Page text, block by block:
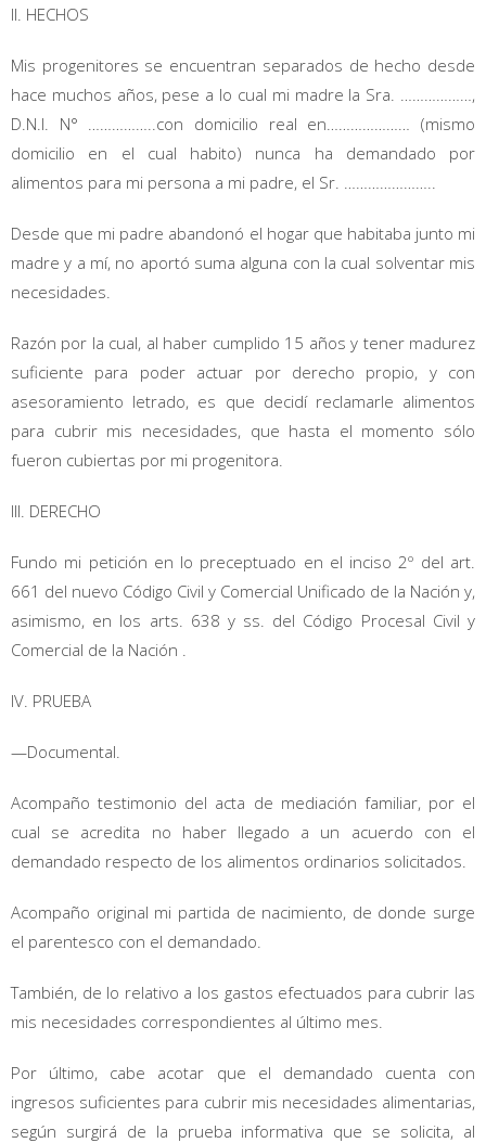
II. HECHOS
Mis progenitores se encuentran separados de hecho desde
hace muchos años, pese a lo cual mi madre la Sra. ………………,
D.N.I. N° ……………..con domicilio real en………………… (mismo
domicilio en el cual habito) nunca ha demandado por
alimentos para mi persona a mi padre, el Sr. …………………..
Desde que mi padre abandonó el hogar que habitaba junto mi
madre y a mí, no aportó suma alguna con la cual solventar mis
necesidades.
Razón por la cual, al haber cumplido 15 años y tener madurez
suficiente para poder actuar por derecho propio, y con
asesoramiento letrado, es que decidí reclamarle alimentos
para cubrir mis necesidades, que hasta el momento sólo
fueron cubiertas por mi progenitora.
III. DERECHO
Fundo mi petición en lo preceptuado en el inciso 2º del art.
661 del nuevo Código Civil y Comercial Unificado de la Nación y,
asimismo, en los arts. 638 y ss. del Código Procesal Civil y
Comercial de la Nación .
IV. PRUEBA
—Documental.
Acompaño testimonio del acta de mediación familiar, por el
cual se acredita no haber llegado a un acuerdo con el
demandado respecto de los alimentos ordinarios solicitados.
Acompaño original mi partida de nacimiento, de donde surge
el parentesco con el demandado.
También, de lo relativo a los gastos efectuados para cubrir las
mis necesidades correspondientes al último mes.
Por último, cabe acotar que el demandado cuenta con
ingresos suficientes para cubrir mis necesidades alimentarias,
según surgirá de la prueba informativa que se solicita, al